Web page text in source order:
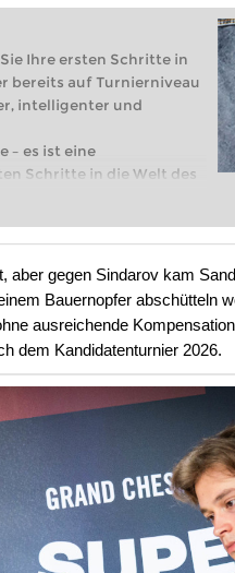
Ihre ersten Schritte in
bereits auf Turnierniveau
intelligenter und
– es ist eine
Schritte in die Welt des
spielen: Mit
aber gegen Sindarov kam
Bauernopfer abschütteln
ausreichende
dem Kandidatenturnier 2026.